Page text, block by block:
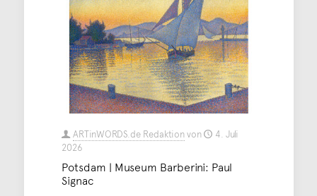
ARTinWORDS.de Redaktionvon
4. Juli
2026
Potsdam | Museum Barberini: Paul
Signac